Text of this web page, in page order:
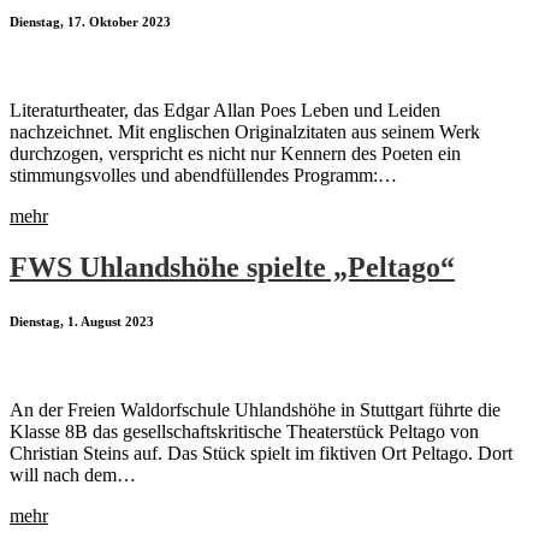
Dienstag, 17. Oktober 2023
Literaturtheater, das Edgar Allan Poes Leben und Leiden
nachzeichnet. Mit englischen Originalzitaten aus seinem Werk
durchzogen, verspricht es nicht nur Kennern des Poeten ein
stimmungsvolles und abendfüllendes Programm:…
mehr
FWS Uhlandshöhe spielte „Peltago“
Dienstag, 1. August 2023
An der Freien Waldorfschule Uhlandshöhe in Stuttgart führte die
Klasse 8B das gesellschaftskritische Theaterstück Peltago von
Christian Steins auf. Das Stück spielt im fiktiven Ort Peltago. Dort
will nach dem…
mehr